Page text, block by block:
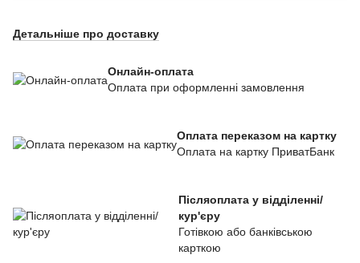
Детальніше про доставку
Онлайн-оплата
Оплата при оформленні замовлення
Оплата переказом на картку
Оплата на картку ПриватБанк
Післяоплата у відділенні/
кур'єру
Готівкою або банківською
карткою